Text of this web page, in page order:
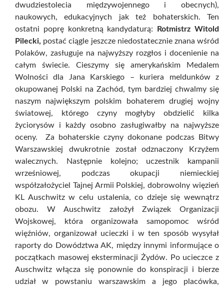
dwudziestolecia międzywojennego i obecnych),
naukowych, edukacyjnych jak też bohaterskich. Ten
ostatni poprę konkretną kandydaturą:
Rotmistrz Witold
Pilecki, postać ciągle jeszcze niedostatecznie znana wśród
Polaków, zasługuje na najwyższy rozgłos i docenienie na
całym świecie. Cieszymy się amerykańskim Medalem
Wolności dla Jana Karskiego – kuriera meldunków z
okupowanej Polski na Zachód, tym bardziej chwalmy się
naszym największym polskim bohaterem drugiej wojny
światowej, którego czyny mogłyby obdzielić kilka
życiorysów i każdy osobno zasługiwałby na najwyższe
oceny. Za bohaterskie czyny dokonane podczas Bitwy
Warszawskiej dwukrotnie został odznaczony Krzyżem
walecznych. Następnie kolejno; uczestnik kampanii
wrześniowej, podczas okupacji niemieckiej
współzałożyciel Tajnej Armii Polskiej, dobrowolny więzień
KL Auschwitz w celu ustalenia, co dzieje się wewnątrz
obozu. W Auschwitz założył Związek Organizacji
Wojskowej, która organizowała samopomoc wśród
więźniów, organizował ucieczki i w ten sposób wysyłał
raporty do Dowództwa AK, między innymi informujące o
początkach masowej eksterminacji Żydów. Po ucieczce z
Auschwitz włącza się ponownie do konspiracji i bierze
udział w powstaniu warszawskim a jego placówka,